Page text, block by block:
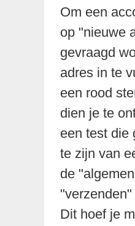
Om een
op "nieuwe
gevraagd
adres in te
een rood
dien je te
een test die
te zijn van
de
Dit hoef je